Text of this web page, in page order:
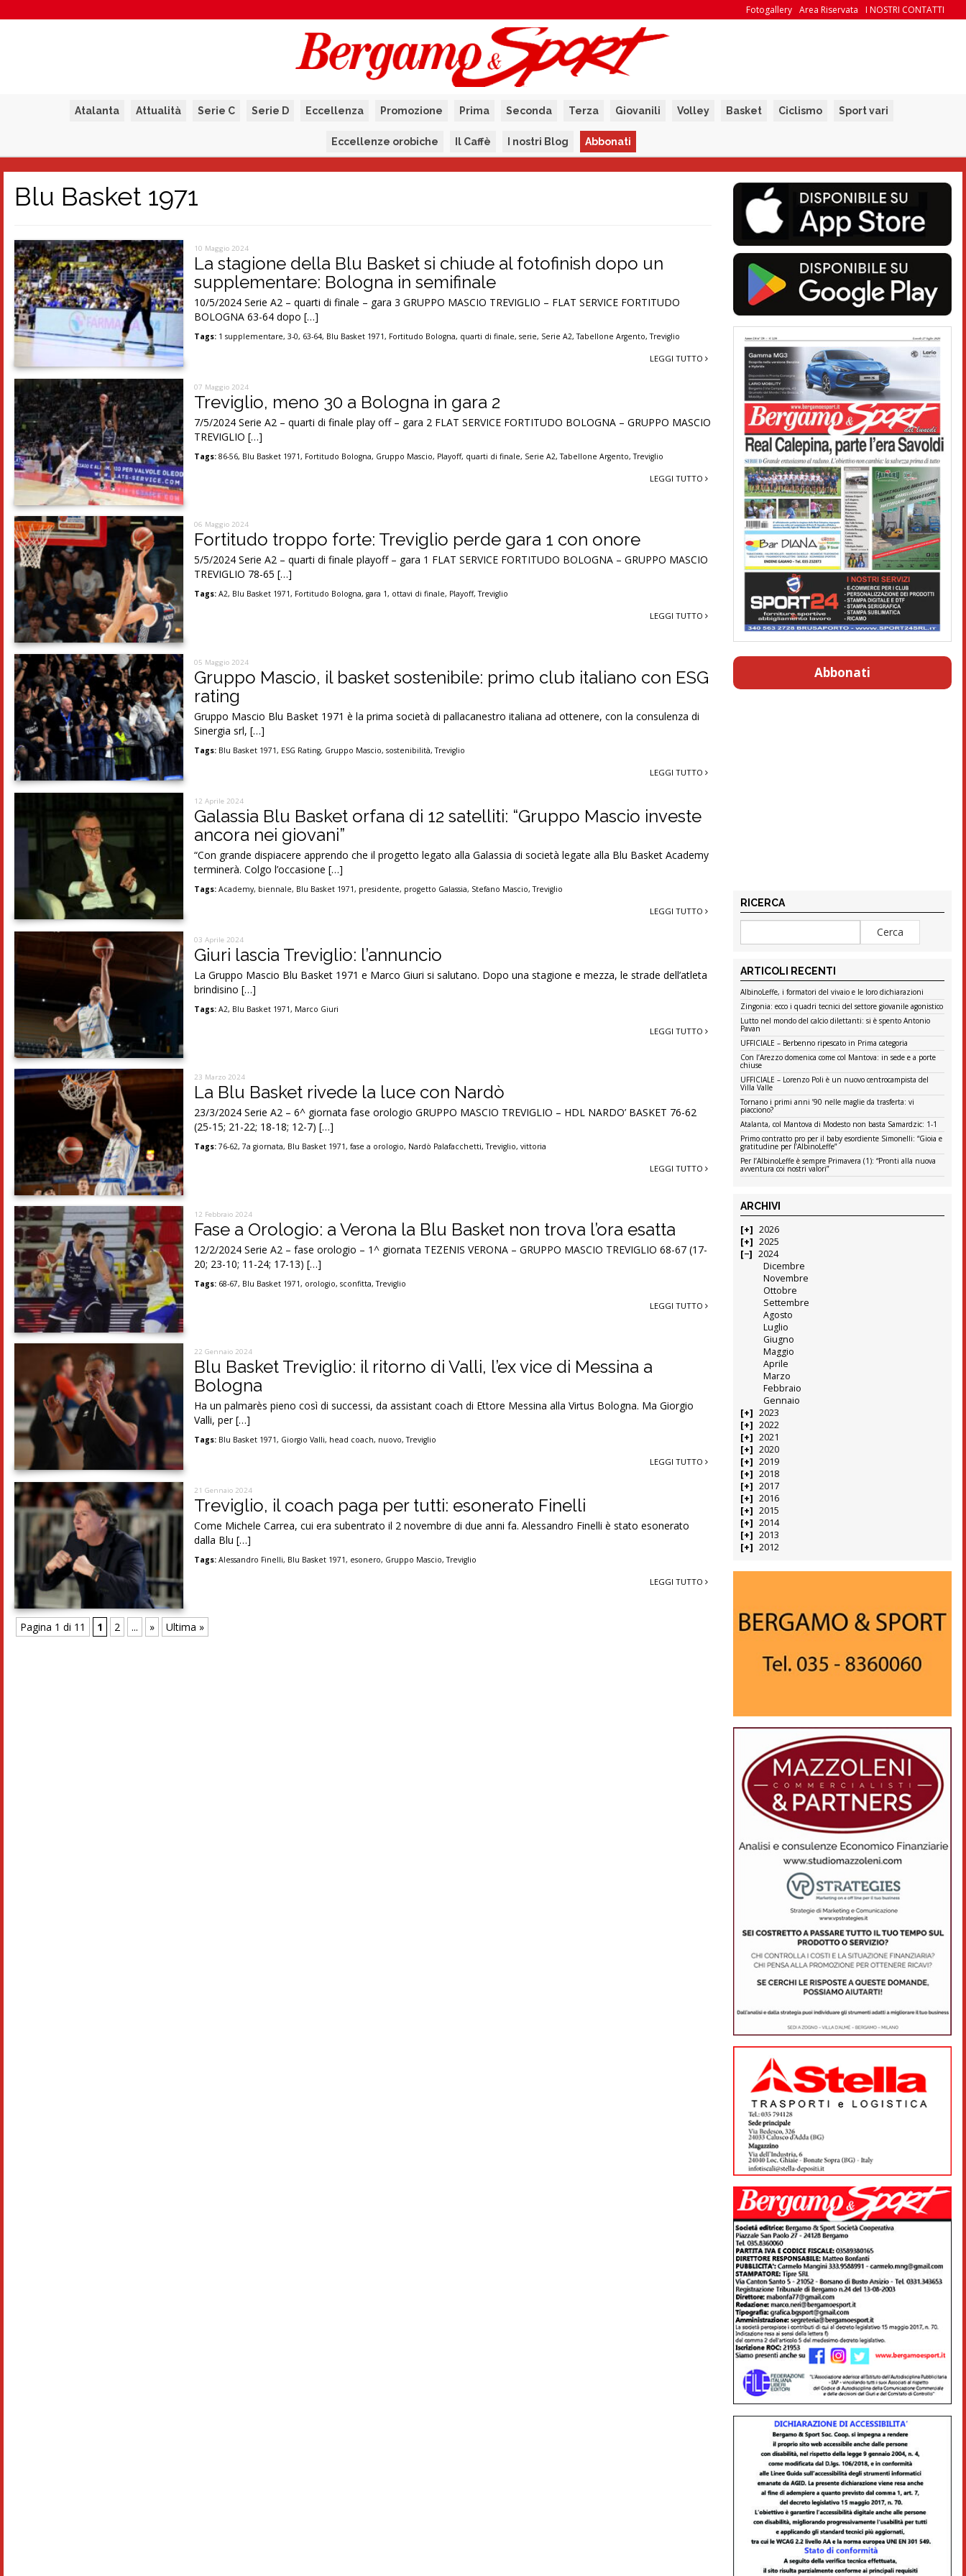
I NOSTRI CONTATTI
Area Riservata
Fotogallery
Atalanta Attualità Serie C Serie D Eccellenza Promozione Prima Seconda Terza Giovanili Volley Basket Ciclismo Sport vari
Eccellenze orobiche Il Caffè I nostri Blog Abbonati
Blu Basket 1971
10 Maggio 2024
La stagione della Blu Basket si chiude al fotofinish dopo un
supplementare: Bologna in semifinale
10/5/2024 Serie A2 – quarti di finale – gara 3 GRUPPO MASCIO TREVIGLIO – FLAT SERVICE FORTITUDO
BOLOGNA 63-64 dopo […]
Tags: 1 supplementare,3-0, 63-64, Blu Basket 1971, Fortitudo Bologna, quarti di finale,serie, Serie A2,Tabellone Argento,Treviglio
LEGGI TUTTO
07 Maggio 2024
Treviglio, meno 30 a Bologna in gara 2
7/5/2024 Serie A2 – quarti di finale play off – gara 2 FLAT SERVICE FORTITUDO BOLOGNA – GRUPPO MASCIO
TREVIGLIO […]
Tags: 86-56, Blu Basket 1971, Fortitudo Bologna, Gruppo Mascio, Playoff, quarti di finale, Serie A2,Tabellone Argento,Treviglio
LEGGI TUTTO
06 Maggio 2024
Fortitudo troppo forte: Treviglio perde gara 1 con onore
5/5/2024 Serie A2 – quarti di finale playoff – gara 1 FLAT SERVICE FORTITUDO BOLOGNA – GRUPPO MASCIO
TREVIGLIO 78-65 […]
Tags: A2, Blu Basket 1971, Fortitudo Bologna,gara 1, ottavi di finale, Playoff,Treviglio
LEGGI TUTTO
05 Maggio 2024
Gruppo Mascio, il basket sostenibile: primo club italiano con ESG
rating
Gruppo Mascio Blu Basket 1971 è la prima società di pallacanestro italiana ad ottenere, con la consulenza di
Sinergia srl, […]
Tags: Blu Basket 1971, ESG Rating, Gruppo Mascio,sostenibilità,Treviglio
LEGGI TUTTO
12 Aprile 2024
Galassia Blu Basket orfana di 12 satelliti: “Gruppo Mascio investe
ancora nei giovani”
“Con grande dispiacere apprendo che il progetto legato alla Galassia di società legate alla Blu Basket Academy
terminerà. Colgo l’occasione […]
Tags: Academy, biennale, Blu Basket 1971, presidente, progetto Galassia, Stefano Mascio,Treviglio
LEGGI TUTTO
03 Aprile 2024
Giuri lascia Treviglio: l’annuncio
La Gruppo Mascio Blu Basket 1971 e Marco Giuri si salutano. Dopo una stagione e mezza, le strade dell’atleta
brindisino […]
Tags: A2, Blu Basket 1971, Marco Giuri
LEGGI TUTTO
23 Marzo 2024
La Blu Basket rivede la luce con Nardò
23/3/2024 Serie A2 – 6^ giornata fase orologio GRUPPO MASCIO TREVIGLIO – HDL NARDO’ BASKET 76-62
(25-15; 21-22; 18-18; 12-7) […]
Tags: 76-62,7a giornata, Blu Basket 1971,fase a orologio, Nardò Palafacchetti,Treviglio,vittoria
LEGGI TUTTO
12 Febbraio 2024
Fase a Orologio: a Verona la Blu Basket non trova l’ora esatta
12/2/2024 Serie A2 – fase orologio – 1^ giornata TEZENIS VERONA – GRUPPO MASCIO TREVIGLIO 68-67 (17-
20; 23-10; 11-24; 17-13) […]
Tags: 68-67, Blu Basket 1971, orologio,sconfitta,Treviglio
LEGGI TUTTO
22 Gennaio 2024
Blu Basket Treviglio: il ritorno di Valli, l’ex vice di Messina a
Bologna
Ha un palmarès pieno così di successi, da assistant coach di Ettore Messina alla Virtus Bologna. Ma Giorgio
Valli, per […]
Tags: Blu Basket 1971, Giorgio Valli, head coach, nuovo,Treviglio
LEGGI TUTTO
21 Gennaio 2024
Treviglio, il coach paga per tutti: esonerato Finelli
Come Michele Carrea, cui era subentrato il 2 novembre di due anni fa. Alessandro Finelli è stato esonerato
dalla Blu […]
Tags: Alessandro Finelli, Blu Basket 1971, esonero, Gruppo Mascio,Treviglio
LEGGI TUTTO
Pagina 1 di 11 1 2 ... » Ultima »
Abbonati
RICERCA
ARTICOLI RECENTI
AlbinoLeffe, i formatori del vivaio e le loro dichiarazioni
Zingonia: ecco i quadri tecnici del settore giovanile agonistico
Lutto nel mondo del calcio dilettanti: si è spento Antonio
Pavan
UFFICIALE – Berbenno ripescato in Prima categoria
Con l’Arezzo domenica come col Mantova: in sede e a porte
chiuse
UFFICIALE – Lorenzo Poli è un nuovo centrocampista del
Villa Valle
Tornano i primi anni ’90 nelle maglie da trasferta: vi
piacciono?
Atalanta, col Mantova di Modesto non basta Samardzic: 1-1
Primo contratto pro per il baby esordiente Simonelli: “Gioia e
gratitudine per l’AlbinoLeffe”
Per l’AlbinoLeffe è sempre Primavera (1): “Pronti alla nuova
avventura coi nostri valori”
ARCHIVI
2026
2025
2024
Dicembre
Novembre
Ottobre
Settembre
Agosto
Luglio
Giugno
Maggio
Aprile
Marzo
Febbraio
Gennaio
2023
2022
2021
2020
2019
2018
2017
2016
2015
2014
2013
2012